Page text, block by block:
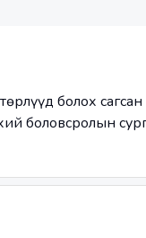
болох
боловсролын